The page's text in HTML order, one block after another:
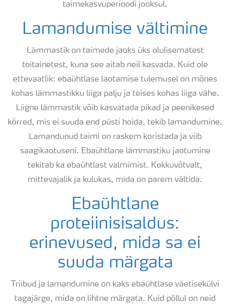
taimekasvuperioodi jooksul.
Lamandumise vältimine
Lämmastik on taimede jaoks üks olulisematest
toitainetest, kuna see aitab neil kasvada. Kuid ole
ettevaatlik: ebaühtlase laotamise tulemusel on mõnes
kohas lämmastikku liiga palju ja teises kohas liiga vähe.
Liigne lämmastik võib kasvatada pikad ja peenikesed
kõrred, mis ei suuda end püsti hoida, tekib lamandumine.
Lamandunud taimi on raskem koristada ja viib
saagikaotuseni. Ebaühtlane lämmastiku jaotumine
tekitab ka ebaühtlast valmimist. Kokkuvõtvalt,
mittevajalik ja kulukas, mida on parem vältida.
Ebaühtlane
proteiinisisaldus:
erinevused, mida sa ei
suuda märgata
Triibud ja lamandumine on kaks ebaühtlase väetisekülvi
tagajärge, mida on lihtne märgata. Kuid põllul on neid